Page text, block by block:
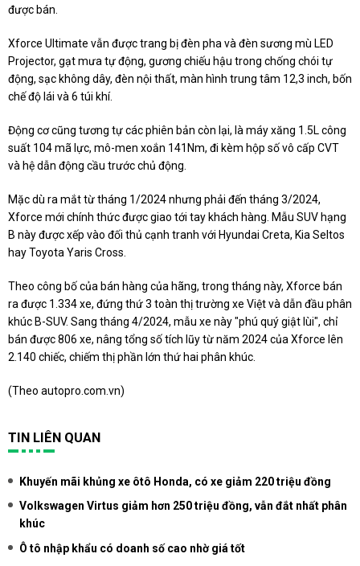
được bán.
Xforce Ultimate vẫn được trang bị đèn pha và đèn sương mù LED
Projector, gạt mưa tự động, gương chiếu hậu trong chống chói tự
động, sạc không dây, đèn nội thất, màn hình trung tâm 12,3 inch, bốn
chế độ lái và 6 túi khí.
Động cơ cũng tương tự các phiên bản còn lại, là máy xăng 1.5L công
suất 104 mã lực, mô-men xoắn 141Nm, đi kèm hộp số vô cấp CVT
và hệ dẫn động cầu trước chủ động.
Mặc dù ra mắt từ tháng 1/2024 nhưng phải đến tháng 3/2024,
Xforce mới chính thức được giao tới tay khách hàng. Mẫu SUV hạng
B này được xếp vào đối thủ cạnh tranh với Hyundai Creta, Kia Seltos
hay Toyota Yaris Cross.
Theo công bố của bán hàng của hãng, trong tháng này, Xforce bán
ra được 1.334 xe, đứng thứ 3 toàn thị trường xe Việt và dẫn đầu phân
khúc B-SUV. Sang tháng 4/2024, mẫu xe này "phú quý giật lùi", chỉ
bán được 806 xe, nâng tổng số tích lũy từ năm 2024 của Xforce lên
2.140 chiếc, chiếm thị phần lớn thứ hai phân khúc.
(Theo autopro.com.vn)
TIN LIÊN QUAN
Khuyến mãi khủng xe ôtô Honda, có xe giảm 220 triệu đồng
Volkswagen Virtus giảm hơn 250 triệu đồng, vẫn đắt nhất phân
khúc
Ô tô nhập khẩu có doanh số cao nhờ giá tốt